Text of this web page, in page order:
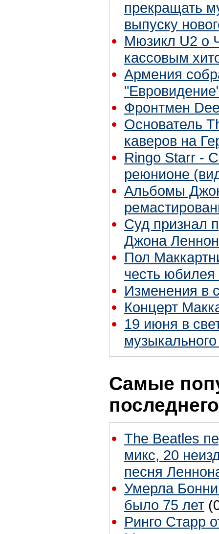
прекращать
выпуску
Мюзикл U2 о
кассовым
Армения
Фронтмен
Основатель
каверов на
Ringo Starr -
реюнионе
Альбомы
Суд признал
Джона
Пол
честь юбилея
Изменения в
Концерт
19 июня в
Самые
The Beatles
микс, 20
песня
Умерла
было 75 лет
Ринго Старр